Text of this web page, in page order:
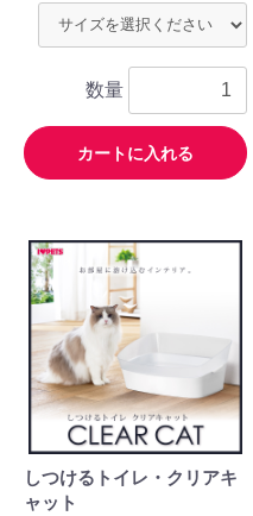
数量
カートに入れる
しつけるトイレ・クリアキ
ャット